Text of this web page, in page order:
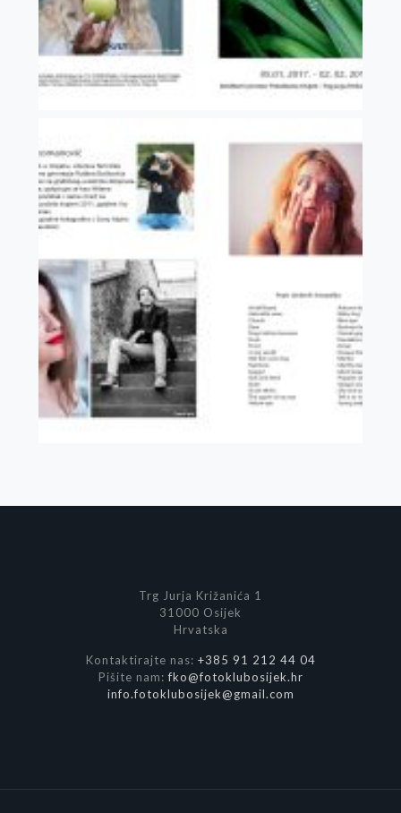
Trg Jurja Križanića 1
31000 Osijek
Hrvatska
Kontaktirajte nas: +385 91 212 44 04
Pišite nam:fko@fotoklubosijek.hr
info.fotoklubosijek@gmail.com